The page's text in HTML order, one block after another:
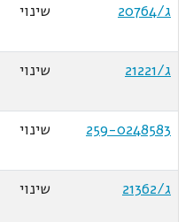
ג/20764
שינוי
ג/21221
שינוי
259-0248583
שינוי
ג/21362
שינוי